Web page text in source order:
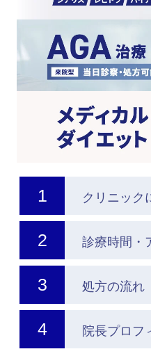
クリニック
診療時間・
処方の流れ
院長プロフ